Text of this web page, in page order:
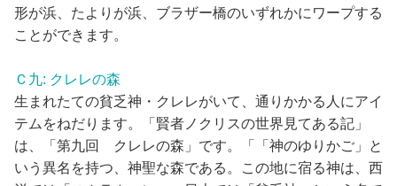
形が浜、たよりが浜、ブラザー橋のいずれかにワープする
ことができます。
Ｃ九: クレレの森
生まれたての貧乏神・クレレがいて、通りかかる人にアイ
テムをねだります。「賢者ノクリスの世界見てある記」
は、「第九回 クレレの森」です。「「神のゆりかご」と
いう異名を持つ、神聖な森である。この地に宿る神は、西